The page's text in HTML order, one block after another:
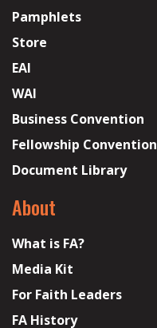
Pamphlets
Store
EAI
WAI
Business Convention
Fellowship Convention
Document Library
About
What is FA?
Media Kit
For Faith Leaders
FA History